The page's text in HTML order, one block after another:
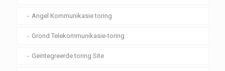
Angel Kommunikasie toring
Grond Telekommunikasie-toring
Geïntegreerde toring Site